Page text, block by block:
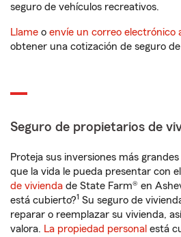
seguro de vehículos recreativos.
Llame o envíe un correo electrónico
obtener una cotización de seguro
Seguro de propietarios de
Proteja sus inversiones más
que la vida le pueda presentar con el
de vivienda de State Farm® en
está cubierto?1 Su seguro de
reparar o reemplazar su vivienda,
valora. La propiedad personal está